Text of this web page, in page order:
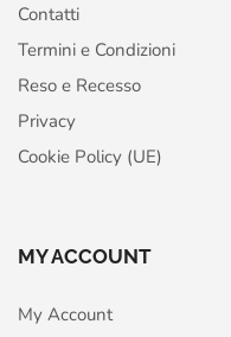
Contatti
Termini e Condizioni
Reso e Recesso
Privacy
Cookie Policy (UE)
MY ACCOUNT
My Account